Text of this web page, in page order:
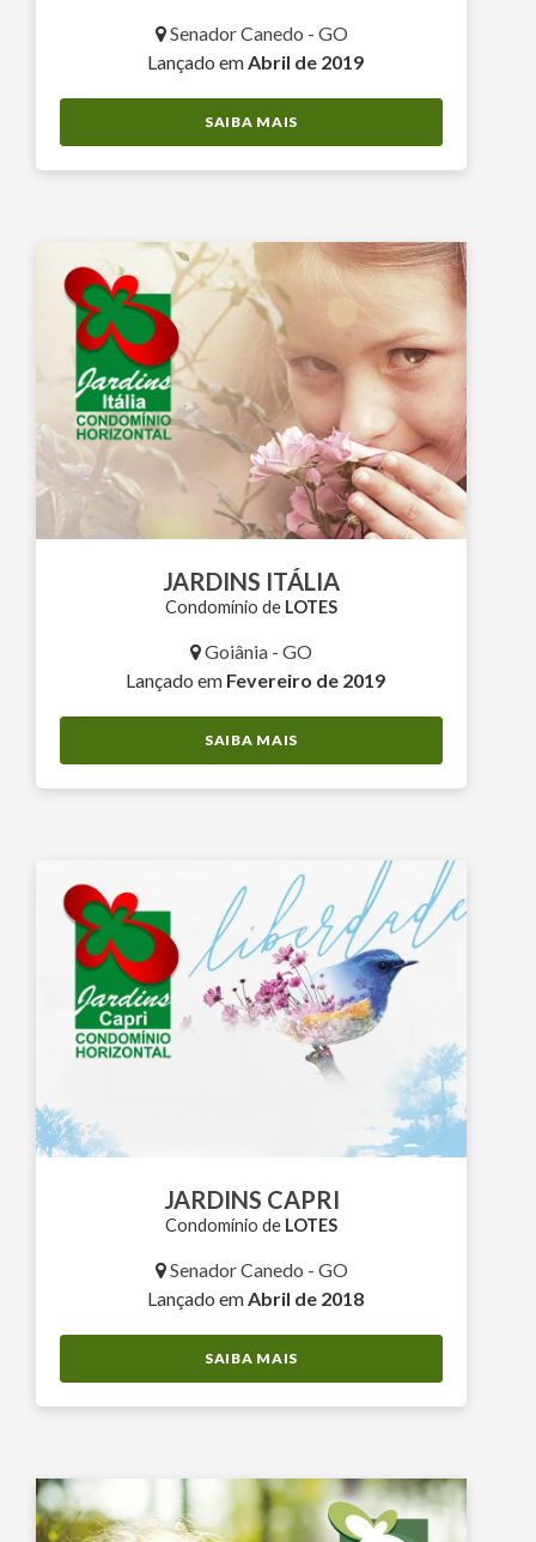
Senador Canedo - GO
Lançado emAbril de 2019
SAIBA MAIS
JARDINS ITÁLIA
Condomínio de LOTES
Goiânia - GO
Lançado em Fevereiro de 2019
SAIBA MAIS
JARDINS CAPRI
Condomínio de LOTES
Senador Canedo - GO
Lançado emAbril de 2018
SAIBA MAIS